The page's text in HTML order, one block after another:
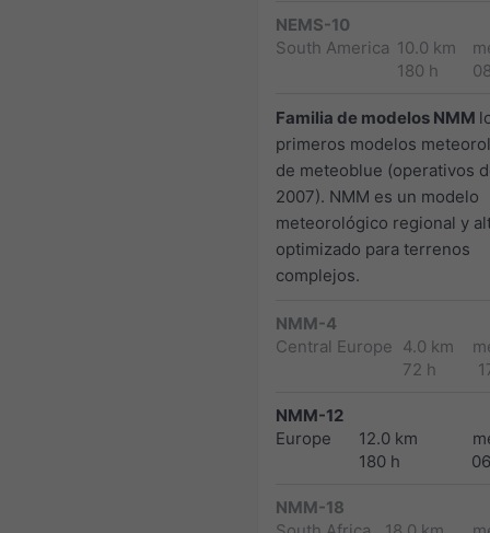
NEMS-10
South America 10.0 km
180 h
Familia de modelos NMM
primeros modelos
de meteoblue (operativos
2007). NMM es un modelo
meteorológico regional y
optimizado para terrenos
complejos.
NMM-4
Central Europe 4.0 km
72 h
NMM-12
Europe
12.0 km
180 h
NMM-18